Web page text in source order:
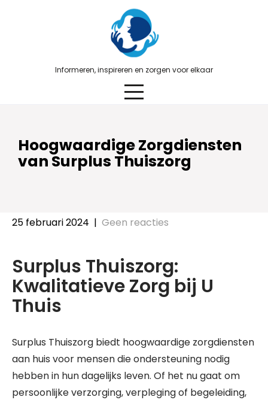
Informeren, inspireren en zorgen voor elkaar
Hoogwaardige Zorgdiensten
van Surplus Thuiszorg
25 februari 2024 | Geen reacties
Surplus Thuiszorg:
Kwalitatieve Zorg bij U
Thuis
Surplus Thuiszorg biedt hoogwaardige zorgdiensten
aan huis voor mensen die ondersteuning nodig
hebben in hun dagelijks leven. Of het nu gaat om
persoonlijke verzorging, verpleging of begeleiding,